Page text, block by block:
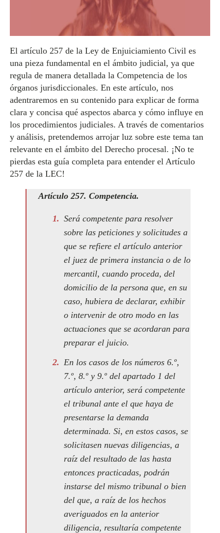
El artículo 257 de la Ley de Enjuiciamiento Civil es
una pieza fundamental en el ámbito judicial, ya que
regula de manera detallada la Competencia de los
órganos jurisdiccionales. En este artículo, nos
adentraremos en su contenido para explicar de forma
clara y concisa qué aspectos abarca y cómo influye en
los procedimientos judiciales. A través de comentarios
y análisis, pretendemos arrojar luz sobre este tema tan
relevante en el ámbito del Derecho procesal. ¡No te
pierdas esta guía completa para entender el Artículo
257 de la LEC!
Artículo 257. Competencia.
Será competente para resolver
sobre las peticiones y solicitudes a
que se refiere el artículo anterior
el juez de primera instancia o de lo
mercantil, cuando proceda, del
domicilio de la persona que, en su
caso, hubiera de declarar, exhibir
o intervenir de otro modo en las
actuaciones que se acordaran para
preparar el juicio.
En los casos de los números 6.º,
7.º, 8.º y 9.º del apartado 1 del
artículo anterior, será competente
el tribunal ante el que haya de
presentarse la demanda
determinada. Si, en estos casos, se
solicitasen nuevas diligencias, a
raíz del resultado de las hasta
entonces practicadas, podrán
instarse del mismo tribunal o bien
del que, a raíz de los hechos
averiguados en la anterior
diligencia, resultaría competente